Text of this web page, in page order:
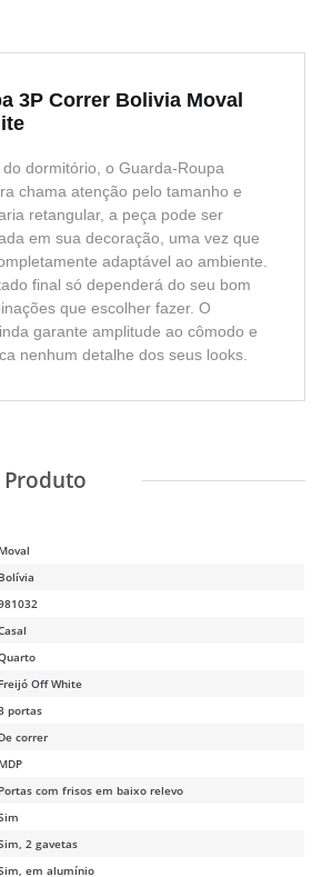
3P Correr Bolivia Moval
dormitório, o Guarda-Roupa
chama atenção pelo tamanho e
retangular, a peça pode ser
em sua decoração, uma vez que
adaptável ao ambiente.
final só dependerá do seu bom
que escolher fazer. O
garante amplitude ao cômodo e
nenhum detalhe dos seus looks.
Moval
Bolívia
Freijó Off White
portas
De correr
MDP
Portas com frisos em baixo relevo
2 gavetas
em alumínio